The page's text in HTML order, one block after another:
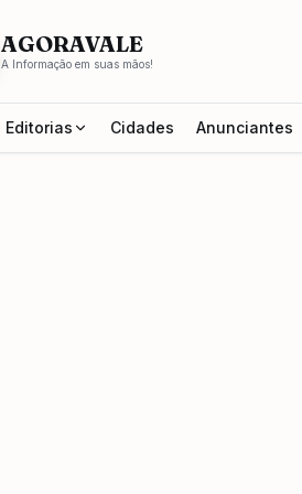
AGORAVALE
A Informação em suas mãos!
Editorias Cidades Anunciantes